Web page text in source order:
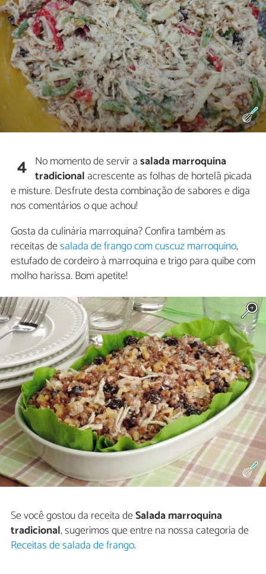
4 No momento de servir asalada marroquina
tradicional acrescente as folhas de hortelã picada
e misture. Desfrute desta combinação de sabores e diga
nos comentários o que achou!
Gosta da culinária marroquina? Confira também as
receitas desalada de frango com cuscuz marroquino,
estufado de cordeiro à marroquina e trigo para quibe com
molho harissa. Bom apetite!
Se você gostou da receita deSalada marroquina
tradicional, sugerimos que entre na nossa categoria de
Receitas de salada de frango.